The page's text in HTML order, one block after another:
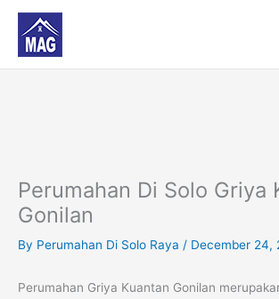
content
Perumahan Di Solo Griya
Gonilan
By Perumahan Di Solo Raya / December 24,
Perumahan Griya Kuantan Gonilan